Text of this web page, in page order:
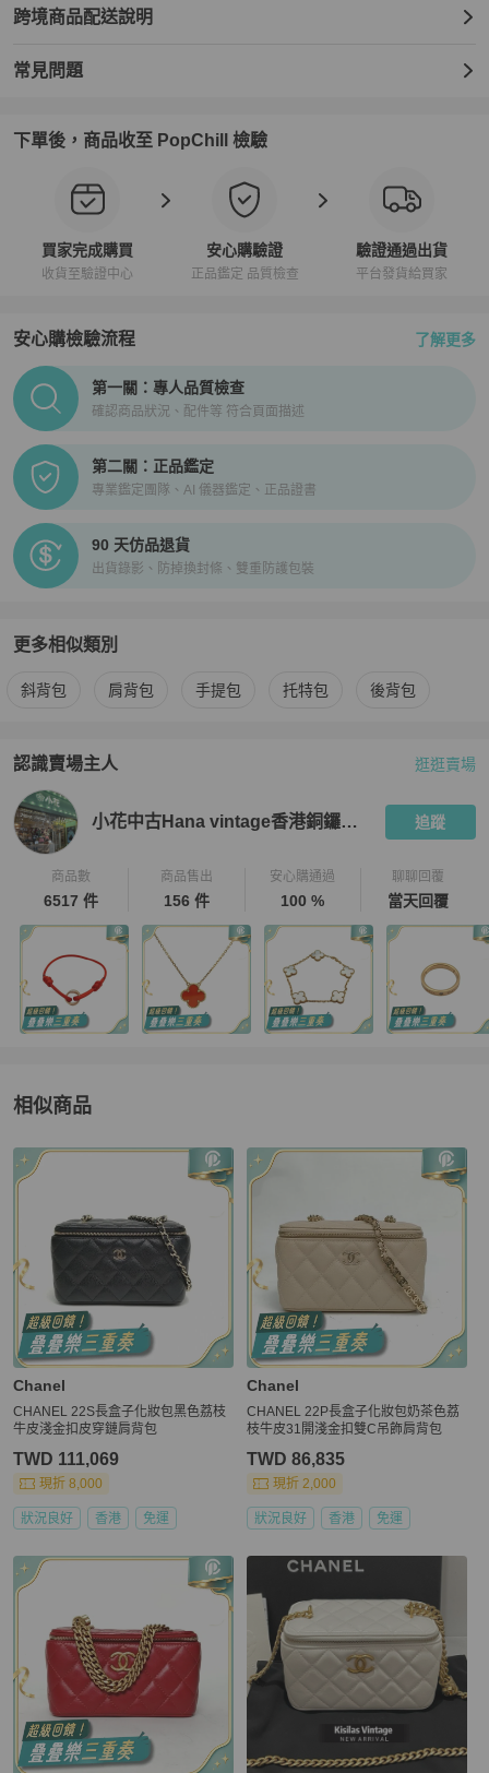
跨境商品配送說明
常見問題
下單後，商品收至 PopChill 檢驗
買家完成購買
收貨至驗證中心
安心購驗證
正品鑑定 品質檢查
驗證通過出貨
平台發貨給買家
安心購檢驗流程 了解更多
PopChill拍拍圈正品驗證、安心購檢驗流程介紹
第一關：專人品質檢查
確認商品狀況、配件等 符合頁面描述
第二關：正品鑑定
專業鑑定團隊、AI 儀器鑑定、正品證書
90 天仿品退貨
出貨錄影、防掉換封條、雙重防護包裝
更多相似類別
更多Chanel 女包相似商品推薦
斜背包 肩背包 手提包 托特包 後背包
認識賣場主人
PopChill 拍拍圈嚴選賣家 小花中古Hana vintage香港銅鑼灣店
逛逛賣場
小花中古Hana vintage香港銅鑼灣店 追蹤
商品數
6517 件
商品售出
156 件
安心購通過
100 %
聊聊回覆
當天回覆
相似商品
更多相似Chanel女包推薦精品
Chanel
CHANEL 22S長盒子化妝包黑色荔枝
牛皮淺金扣皮穿鏈肩背包
TWD 111,069
現折 8,000
狀況良好 香港 免運
Chanel
CHANEL 22P長盒子化妝包奶茶色荔
枝牛皮31開淺金扣雙C吊飾肩背包
TWD 86,835
現折 2,000
狀況良好 香港 免運